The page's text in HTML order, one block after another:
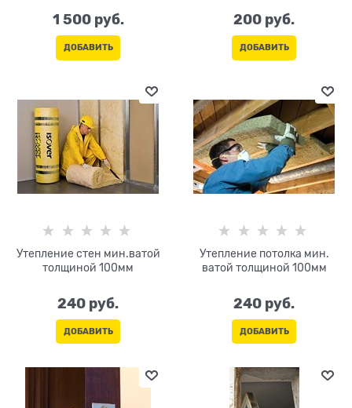
1 500 руб.
ДОБАВИТЬ
200 руб.
ДОБАВИТЬ
Утепление стен мин.ватой
толщиной 100мм
240 руб.
ДОБАВИТЬ
Утепление потолка мин.
ватой толщиной 100мм
240 руб.
ДОБАВИТЬ